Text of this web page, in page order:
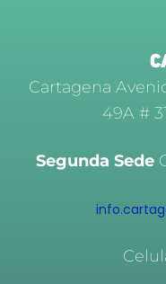
Cartagena
49A #
Segunda Sede